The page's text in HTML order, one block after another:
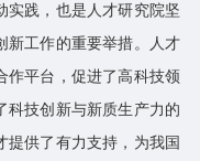
实践，也是人才研究院坚
新工作的重要举措。人才
作平台，促进了高科技领
科技创新与新质生产力的
提供了有力支持，为我国